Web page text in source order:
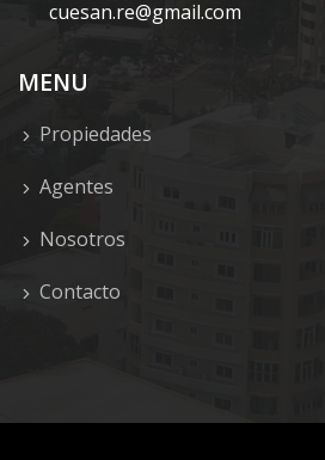
cuesan.re@gmail.com
MENU
Propiedades
Agentes
Nosotros
Contacto